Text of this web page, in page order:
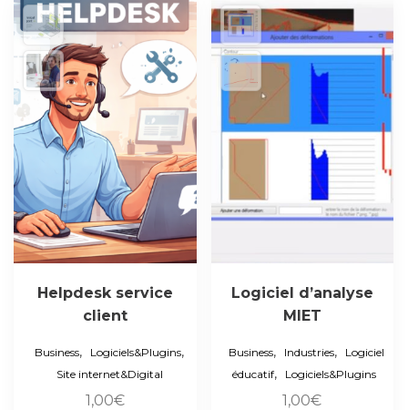
Helpdesk service
client
Business, Logiciels&Plugins,
Site internet&Digital
1,00€
Logiciel d’analyse
MIET
Business, Industries,
Logiciel
éducatif, Logiciels&Plugins
1,00€